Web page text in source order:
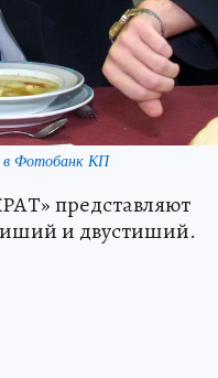
в Фотобанк КП
представляют
и двустиший.